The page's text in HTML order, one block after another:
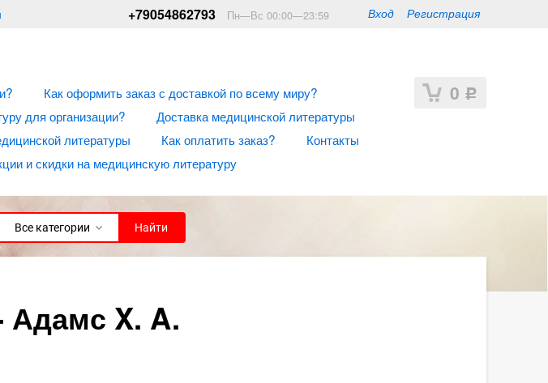
Вход Регистрация
+79054862793 Пн—Вс 00:00—23:59
0 Р
Как оформить заказ с доставкой по всему миру?
для организации?
Доставка медицинской литературы
литературы
Как оплатить заказ?
Контакты
и скидки на медицинскую литературу
Все категории Найти
X. A.